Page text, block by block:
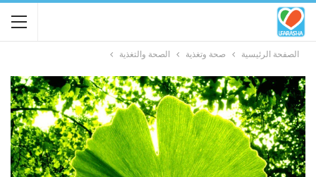
الصفحة الرئيسية صحة وتغذية الصحة والتغذية